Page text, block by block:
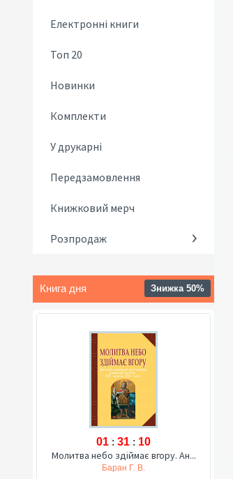
Електронні книги
Топ 20
Новинки
Комплекти
У друкарні
Передзамовлення
Книжковий мерч
Розпродаж
Книга дня Знижка 50%
01 : 31 : 09
Молитва небо здіймає вгору. Ан...
Баран Г. В.